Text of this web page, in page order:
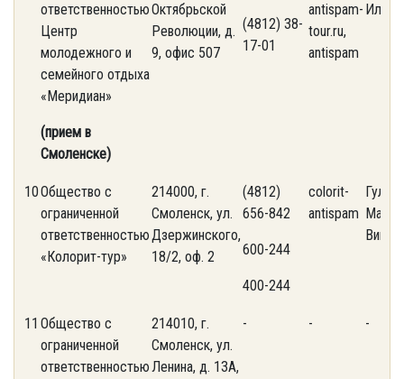
ответственностью
Центр
молодежного и
семейного отдыха
«Меридиан»
(прием в
Смоленске)
Октябрьской
Революции, д.
9, офис 507
(4812) 38-
17-01
antispam-
tour.ru,
antispam
10Общество с
ограниченной
ответственностью
«Колорит-тур»
214000, г.
Смоленск, ул.
Дзержинского,
18/2, оф. 2
(4812)
656-842
600-244
400-244
colorit-
antispam
11 Общество с
ограниченной
ответственностью
214010, г.
Смоленск, ул.
Ленина, д. 13А,
- - -